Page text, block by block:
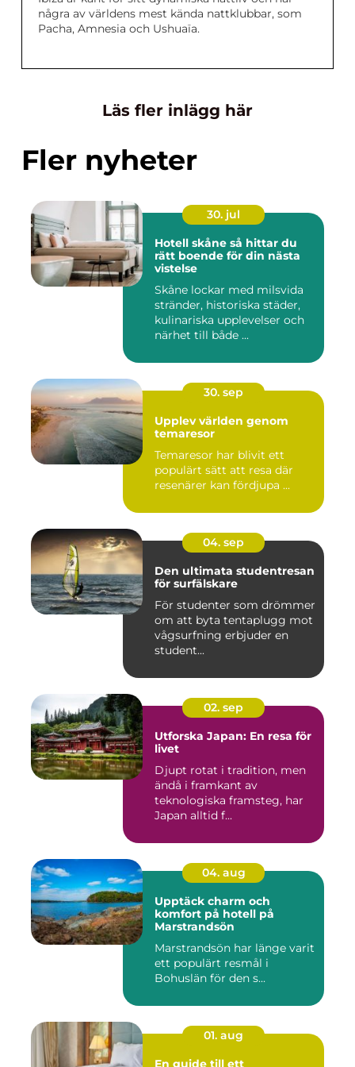
några av världens mest kända nattklubbar, som
Pacha, Amnesia och Ushuaïa.
Läs fler inlägg här
Fler nyheter
30. jul
Hotell skåne så hittar du
rätt boende för din nästa
vistelse
Skåne lockar med milsvida
stränder, historiska städer,
kulinariska upplevelser och
närhet till både ...
30. sep
Upplev världen genom
temaresor
Temaresor har blivit ett
populärt sätt att resa där
resenärer kan fördjupa ...
04. sep
Den ultimata studentresan
för surfälskare
För studenter som drömmer
om att byta tentaplugg mot
vågsurfning erbjuder en
student...
02. sep
Utforska Japan: En resa för
livet
Djupt rotat i tradition, men
ändå i framkant av
teknologiska framsteg, har
Japan alltid f...
04. aug
Upptäck charm och
komfort på hotell på
Marstrandsön
Marstrandsön har länge varit
ett populärt resmål i
Bohuslän för den s...
01. aug
En guide till ett